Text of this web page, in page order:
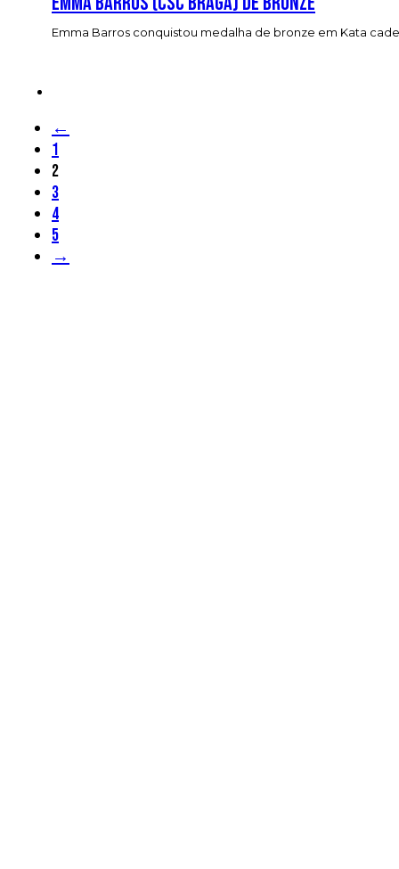
Emma Barros conquistou medalha de bronze em Kata
←
1
2
3
4
5
→